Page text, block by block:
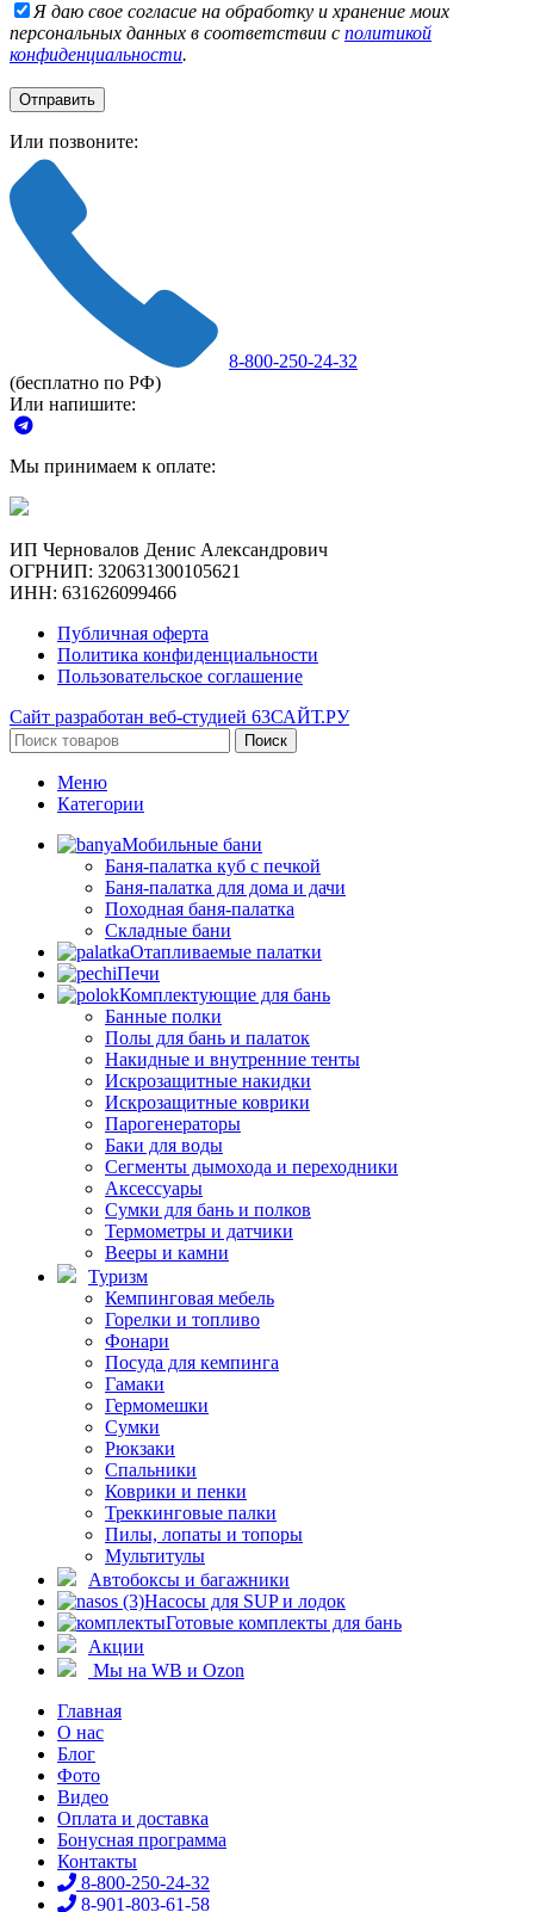
Я даю свое согласие на обработку и хранение моих
персональных данных в соответствии с политикой
конфиденциальности.
Или позвоните:
8-800-250-24-32
(бесплатно по РФ)
Или напишите:
Мы принимаем к оплате:
ИП Черновалов Денис Александрович
ОГРНИП: 320631300105621
ИНН: 631626099466
Публичная оферта
Политика конфиденциальности
Пользовательское соглашение
Сайт разработан веб-студией 63САЙТ.РУ
Поиск
Меню
Категории
Мобильные бани
Баня-палатка куб с печкой
Баня-палатка для дома и дачи
Походная баня-палатка
Складные бани
Отапливаемые палатки
Печи
Комплектующие для бань
Банные полки
Полы для бань и палаток
Накидные и внутренние тенты
Искрозащитные накидки
Искрозащитные коврики
Парогенераторы
Баки для воды
Сегменты дымохода и переходники
Аксессуары
Сумки для бань и полков
Термометры и датчики
Вееры и камни
Туризм
Кемпинговая мебель
Горелки и топливо
Фонари
Посуда для кемпинга
Гамаки
Гермомешки
Сумки
Рюкзаки
Спальники
Коврики и пенки
Треккинговые палки
Пилы, лопаты и топоры
Мультитулы
Автобоксы и багажники
Насосы для SUP и лодок
Готовые комплекты для бань
Акции
Мы на WB и Ozon
Главная
О нас
Блог
Фото
Видео
Оплата и доставка
Бонусная программа
Контакты
8-800-250-24-32
8-901-803-61-58